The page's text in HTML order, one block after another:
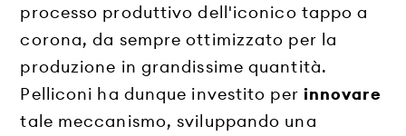
processo produttivo dell'iconico tappo a
corona, da sempre ottimizzato per la
produzione in grandissime quantità.
Pelliconi ha dunque investito per innovare
tale meccanismo, sviluppando una